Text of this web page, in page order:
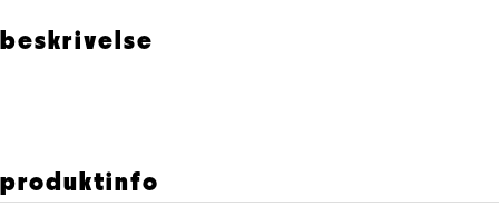
beskrivelse
produktinfo